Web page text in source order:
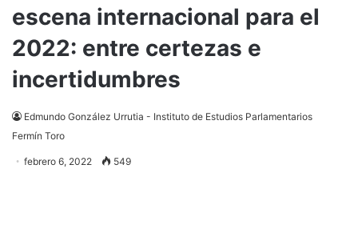
escena internacional para el
2022: entre certezas e
incertidumbres
Edmundo González Urrutia - Instituto de Estudios Parlamentarios
Fermín Toro
febrero 6, 2022 549